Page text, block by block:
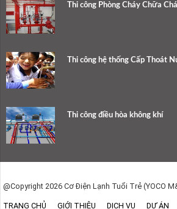
Thi công Phòng Cháy Chữa
Thi công hệ thống Cấp Thoát
Thi công điều hòa không khí
@Copyright 2026 Cơ Điện Lạnh Tuổi Trẻ (YOCO
TRANG CHỦ GIỚI THIỆU DỊCH VỤ DỰ ÁN